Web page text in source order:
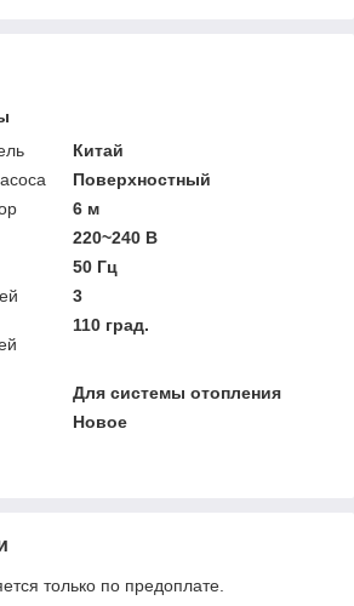
Китай
Поверхностный
6 м
220~240 В
50 Гц
3
110 град.
Для системы отопления
Новое
только по предоплате.